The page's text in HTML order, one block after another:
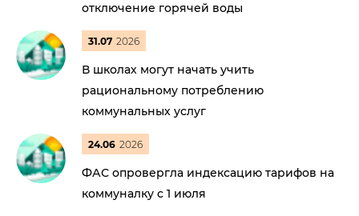
отключение горячей воды
31.07 2026
В школах могут начать учить
рациональному потреблению
коммунальных услуг
24.06 2026
ФАС опровергла индексацию тарифов на
коммуналку с 1 июля